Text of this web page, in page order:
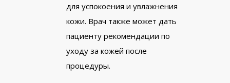
для успокоения и увлажнения
кожи. Врач также может дать
пациенту рекомендации по
уходу за кожей после
процедуры.